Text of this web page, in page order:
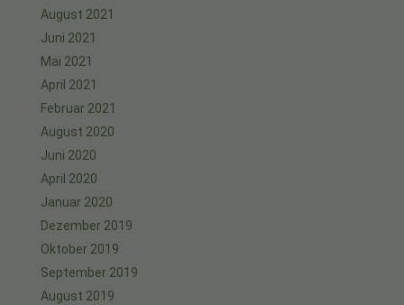
August 2021
Juni 2021
Mai 2021
April 2021
Februar 2021
August 2020
Juni 2020
April 2020
Januar 2020
Dezember 2019
Oktober 2019
September 2019
August 2019